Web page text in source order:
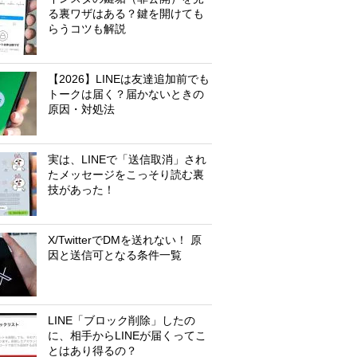
る裏ワザはある？鍵を開けても
らうコツも解説
【2026】LINEは友達追加前でも
トークは届く？届かないときの
原因・対処法
実は、LINEで「送信取消」され
たメッセージをこっそり読む裏
技があった！
X/TwitterでDMを送れない！ 原
因と送信可となる条件一覧
LINE「ブロック削除」したの
に、相手からLINEが届くってこ
とはあり得るの？